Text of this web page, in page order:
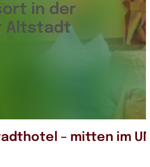
in der
Altstadt
– mitten im